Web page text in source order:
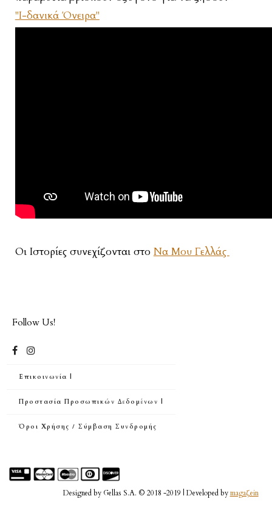
"Ι-δανικά Όνειρα"
Οι Ιστορίες συνεχίζονται στο Να Μου Γελλάς
Follow Us!
Επικοινωνία |
Προστασία Προσωπικών Δεδομένων |
Όροι Χρήσης / Σύμβαση Συνδρομής
Designed by Gellas S.A. © 2018 -2019 | Developed bymagaζein